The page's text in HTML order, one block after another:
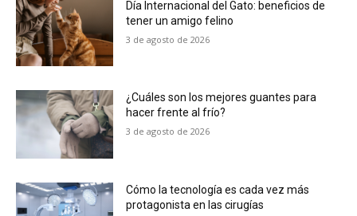
Día Internacional del Gato: beneficios de
tener un amigo felino
3 de agosto de 2026
¿Cuáles son los mejores guantes para
hacer frente al frío?
3 de agosto de 2026
Cómo la tecnología es cada vez más
protagonista en las cirugías